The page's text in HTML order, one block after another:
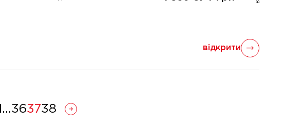
відкрити
...363738